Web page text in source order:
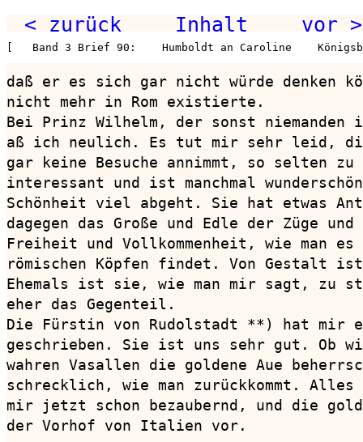
< zurück Inhalt vor >
[   Band 3 Brief 90:    Humboldt an Caroline
daß er es sich gar nicht würde denken
nicht mehr in Rom existierte.
Bei Prinz Wilhelm, der sonst
aß ich neulich. Es tut mir sehr leid,
gar keine Besuche annimmt, so selten
interessant und ist manchmal
Schönheit viel abgeht. Sie hat etwas
dagegen das Große und Edle der Züge und
Freiheit und Vollkommenheit, wie man es
römischen Köpfen findet. Von Gestalt
Ehemals ist sie, wie man mir sagt, zu
eher das Gegenteil.
Die Fürstin von Rudolstadt **) hat mir
geschrieben. Sie ist uns sehr gut. Ob
wahren Vasallen die goldene Aue
schrecklich, wie man zurückkommt.
mir jetzt schon bezaubernd, und die
der Vorhof von Italien vor.